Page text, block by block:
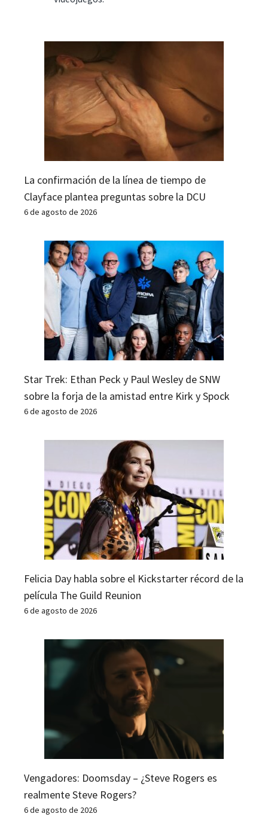
La confirmación de la línea de tiempo de
Clayface plantea preguntas sobre la DCU
6 de agosto de 2026
Star Trek: Ethan Peck y Paul Wesley de SNW
sobre la forja de la amistad entre Kirk y Spock
6 de agosto de 2026
Felicia Day habla sobre el Kickstarter récord de la
película The Guild Reunion
6 de agosto de 2026
Vengadores: Doomsday – ¿Steve Rogers es
realmente Steve Rogers?
6 de agosto de 2026